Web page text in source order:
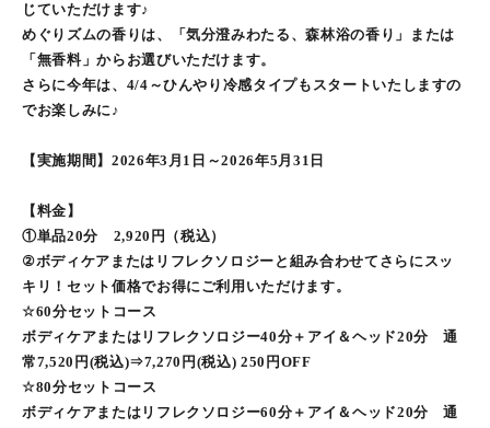
じていただけます♪
めぐりズムの香りは、「気分澄みわたる、森林浴の香り」または
「無香料」からお選びいただけます。
さらに今年は、4/4～ひんやり冷感タイプもスタートいたしますの
でお楽しみに♪
【実施期間】2026年3月1日～2026年5月31日
【料金】
①単品20分 2,920円（税込）
②ボディケアまたはリフレクソロジーと組み合わせてさらにスッ
キリ！セット価格でお得にご利用いただけます。
☆60分セットコース
ボディケアまたはリフレクソロジー40分＋アイ＆ヘッド20分 通
常7,520円(税込)⇒7,270円(税込) 250円OFF
☆80分セットコース
ボディケアまたはリフレクソロジー60分＋アイ＆ヘッド20分 通